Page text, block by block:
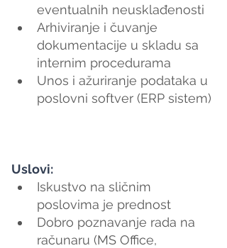
eventualnih neusklađenosti
Arhiviranje i čuvanje
dokumentacije u skladu sa
internim procedurama
Unos i ažuriranje podataka u
poslovni softver (ERP sistem)
Uslovi:
Iskustvo na sličnim
poslovima je prednost
Dobro poznavanje rada na
računaru (MS Office,